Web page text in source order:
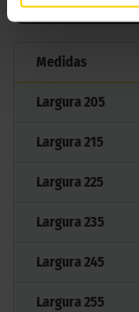
Medidas
Largura 205
Largura 215
Largura 225
Largura 235
Largura 245
Largura 255